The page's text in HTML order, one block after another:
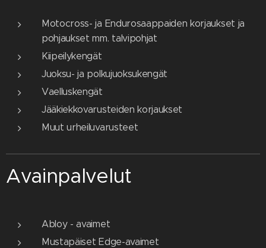
Motocross- ja Endurosaappaiden korjaukset ja
pohjaukset mm. talvipohjat
Kiipeilykengät
Juoksu- ja polkujuoksukengät
Vaelluskengät
Jääkiekkovarusteiden korjaukset
Muut urheiluvarusteet
Avainpalvelut
Abloy - avaimet
Mustapäiset Edge-avaimet